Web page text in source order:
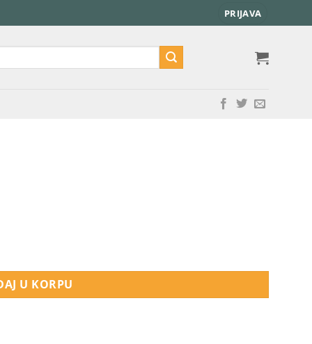
PRIJAVA
U KORPU